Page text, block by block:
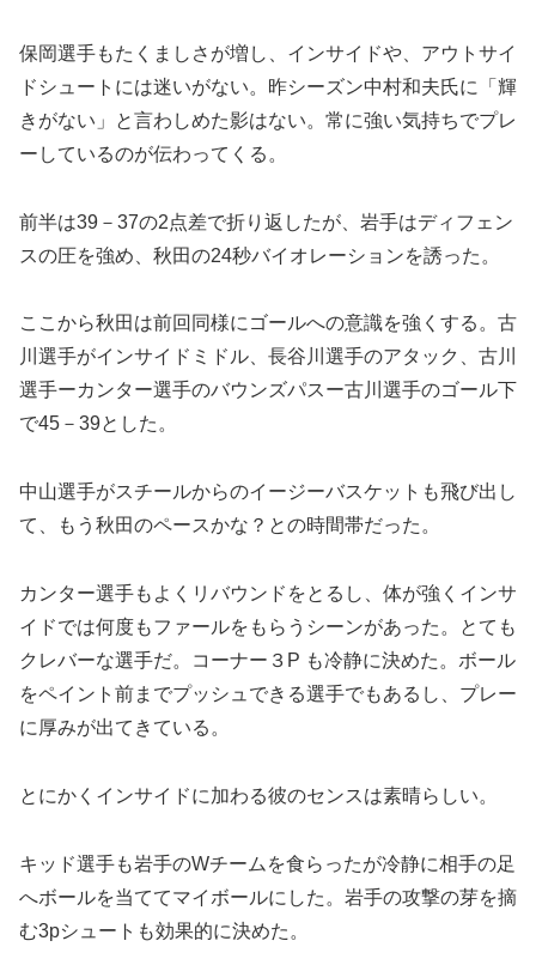
保岡選手もたくましさが増し、インサイドや、アウトサイ
ドシュートには迷いがない。昨シーズン中村和夫氏に「輝
きがない」と言わしめた影はない。常に強い気持ちでプレ
ーしているのが伝わってくる。
前半は39－37の2点差で折り返したが、岩手はディフェン
スの圧を強め、秋田の24秒バイオレーションを誘った。
ここから秋田は前回同様にゴールへの意識を強くする。古
川選手がインサイドミドル、長谷川選手のアタック、古川
選手ーカンター選手のバウンズパスー古川選手のゴール下
で45－39とした。
中山選手がスチールからのイージーバスケットも飛び出し
て、もう秋田のペースかな？との時間帯だった。
カンター選手もよくリバウンドをとるし、体が強くインサ
イドでは何度もファールをもらうシーンがあった。とても
クレバーな選手だ。コーナー３P も冷静に決めた。ボール
をペイント前までプッシュできる選手でもあるし、プレー
に厚みが出てきている。
とにかくインサイドに加わる彼のセンスは素晴らしい。
キッド選手も岩手のWチームを食らったが冷静に相手の足
へボールを当ててマイボールにした。岩手の攻撃の芽を摘
む3pシュートも効果的に決めた。